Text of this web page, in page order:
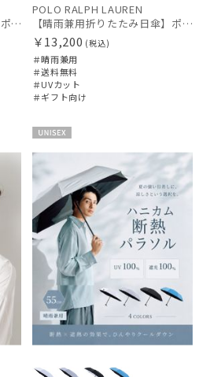
【晴雨兼用折りたたみ日傘】ポロ ラルフ ローレン (POLO RALPH LAUREN) ストライプスカラ刺繍 遮熱 UV 晴雨兼用
POLO RALPH LAUREN
【晴雨兼用折りたたみ日傘】ポロ ラルフ ローレン (POLO RALPH LAUREN) ストライプスカラ刺繍 遮熱 UV 晴雨兼用
￥13,200 (税込)
＃晴雨兼用
＃送料無料
＃UVカット
＃ギフト向け
X